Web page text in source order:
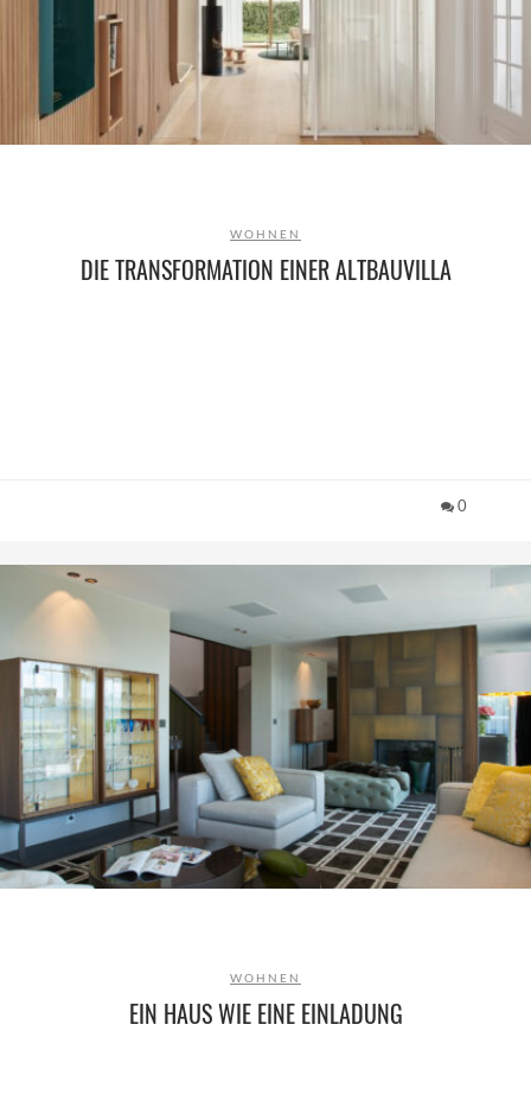
WOHNEN
DIE TRANSFORMATION EINER ALTBAUVILLA
0
WOHNEN
EIN HAUS WIE EINE EINLADUNG